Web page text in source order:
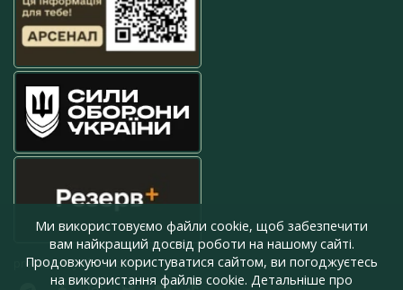
press@armyinform.com.ua
Ми використовуємо файли cookie, щоб забезпечити
вам найкращий досвід роботи на нашому сайті.
Продовжуючи користуватися сайтом, ви погоджуєтесь
на використання файлів cookie. Детальніше про